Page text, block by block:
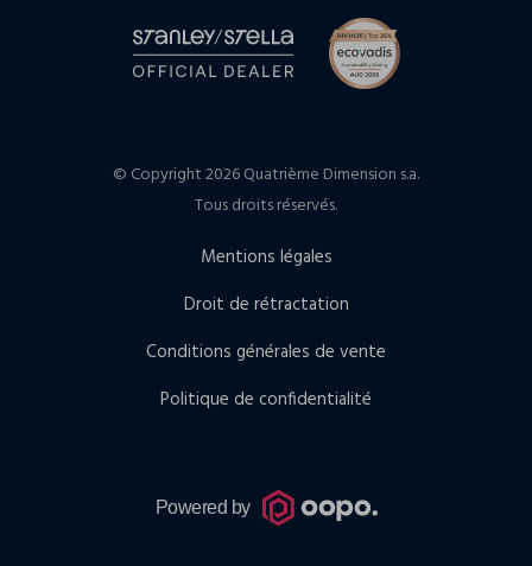
© Copyright 2026 Quatrième Dimension s.a.
Tous droits réservés.
Mentions légales
Droit de rétractation
Conditions générales de vente
Politique de confidentialité
Powered by